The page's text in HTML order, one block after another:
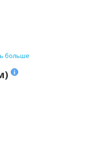
больше